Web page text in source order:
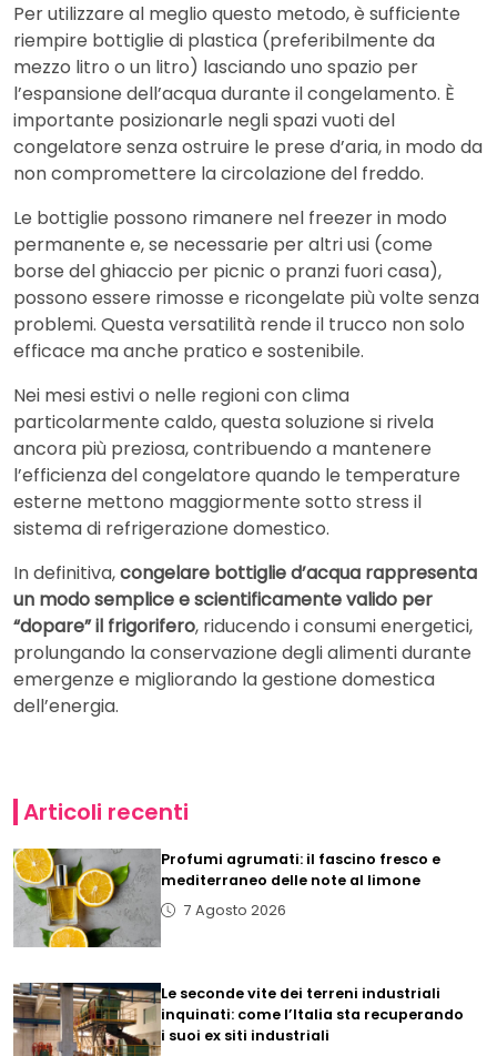
Per utilizzare al meglio questo metodo, è sufficiente
riempire bottiglie di plastica (preferibilmente da
mezzo litro o un litro) lasciando uno spazio per
l’espansione dell’acqua durante il congelamento. È
importante posizionarle negli spazi vuoti del
congelatore senza ostruire le prese d’aria, in modo da
non compromettere la circolazione del freddo.
Le bottiglie possono rimanere nel freezer in modo
permanente e, se necessarie per altri usi (come
borse del ghiaccio per picnic o pranzi fuori casa),
possono essere rimosse e ricongelate più volte senza
problemi. Questa versatilità rende il trucco non solo
efficace ma anche pratico e sostenibile.
Nei mesi estivi o nelle regioni con clima
particolarmente caldo, questa soluzione si rivela
ancora più preziosa, contribuendo a mantenere
l’efficienza del congelatore quando le temperature
esterne mettono maggiormente sotto stress il
sistema di refrigerazione domestico.
In definitiva,congelare bottiglie d’acqua rappresenta
un modo semplice e scientificamente valido per
“dopare” il frigorifero, riducendo i consumi energetici,
prolungando la conservazione degli alimenti durante
emergenze e migliorando la gestione domestica
dell’energia.
Articoli recenti
Profumi agrumati: il fascino fresco e
mediterraneo delle note al limone
7 Agosto 2026
Le seconde vite dei terreni industriali
inquinati: come l’Italia sta recuperando
i suoi ex siti industriali